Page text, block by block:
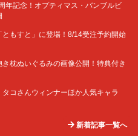
年記念！オプティマス・バンブルビ
ともすと」に登場！8/14受注予約開始
枕ぬいぐるみの画像公開！特典付き
コさんウィンナーほか人気キャラ
新着記事一覧へ